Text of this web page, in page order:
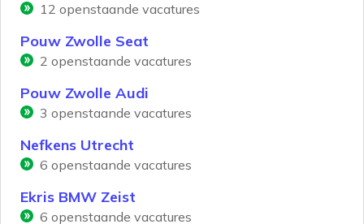
12 openstaande vacatures
Pouw Zwolle Seat
2 openstaande vacatures
Pouw Zwolle Audi
3 openstaande vacatures
Nefkens Utrecht
6 openstaande vacatures
Ekris BMW Zeist
6 openstaande vacatures